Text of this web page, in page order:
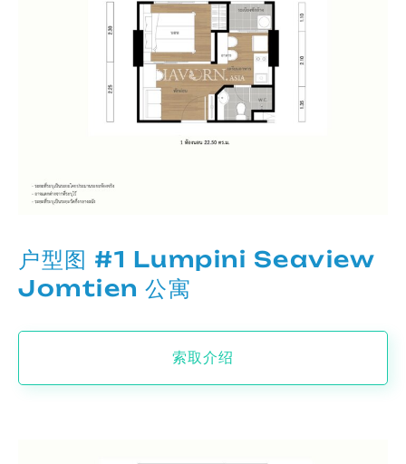
户型图 #1 Lumpini Seaview
Jomtien 公寓
索取介绍